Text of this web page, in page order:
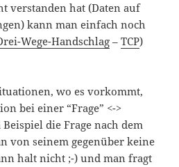
verstanden hat (Daten auf
kann man einfach noch
Wege-Handschlag –TCP)
wo es vorkommt,
bei einer “Frage” <->
die Frage nach dem
von seinem gegenüber keine
halt nicht ;-) und man fragt